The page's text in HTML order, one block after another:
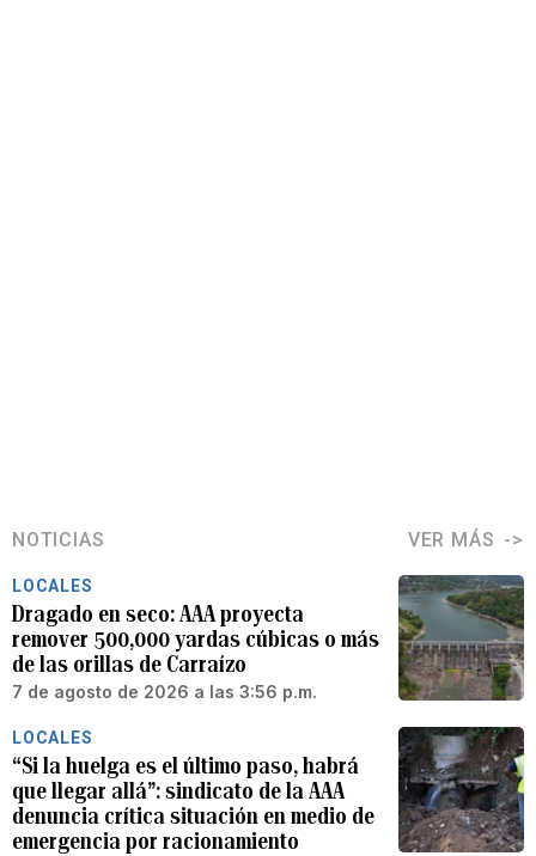
NOTICIAS VER MÁS
LOCALES
Dragado en seco: AAA proyecta
remover 500,000 yardas cúbicas o más
de las orillas de Carraízo
7 de agosto de 2026 a las 3:56 p.m.
LOCALES
“Si la huelga es el último paso, habrá
que llegar allá”: sindicato de la AAA
denuncia crítica situación en medio de
emergencia por racionamiento